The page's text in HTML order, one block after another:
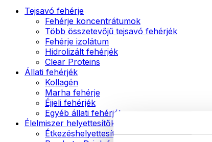
Tejsavó fehérje
Fehérje koncentrátumok
Több összetevőjű tejsavó fehérjék
Fehérje izolátum
Hidrolizált fehérjék
Clear Proteins
Állati fehérjék
Kollagén
Marha fehérje
Éjjeli fehérjék
Egyéb állati fehérjék
Élelmiszer helyettesítők
Étkezéshelyettesítő porok